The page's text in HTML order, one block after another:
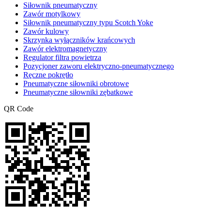
Siłownik pneumatyczny
Zawór motylkowy
Siłownik pneumatyczny typu Scotch Yoke
Zawór kulowy
Skrzynka wyłączników krańcowych
Zawór elektromagnetyczny
Regulator filtra powietrza
Pozycjoner zaworu elektryczno-pneumatycznego
Ręczne pokrętło
Pneumatyczne siłowniki obrotowe
Pneumatyczne siłowniki zębatkowe
QR Code